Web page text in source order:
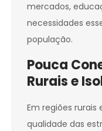
mercados,
necessidades
população.
Pouca
Rurais e
Em regiões rurais
qualidade das